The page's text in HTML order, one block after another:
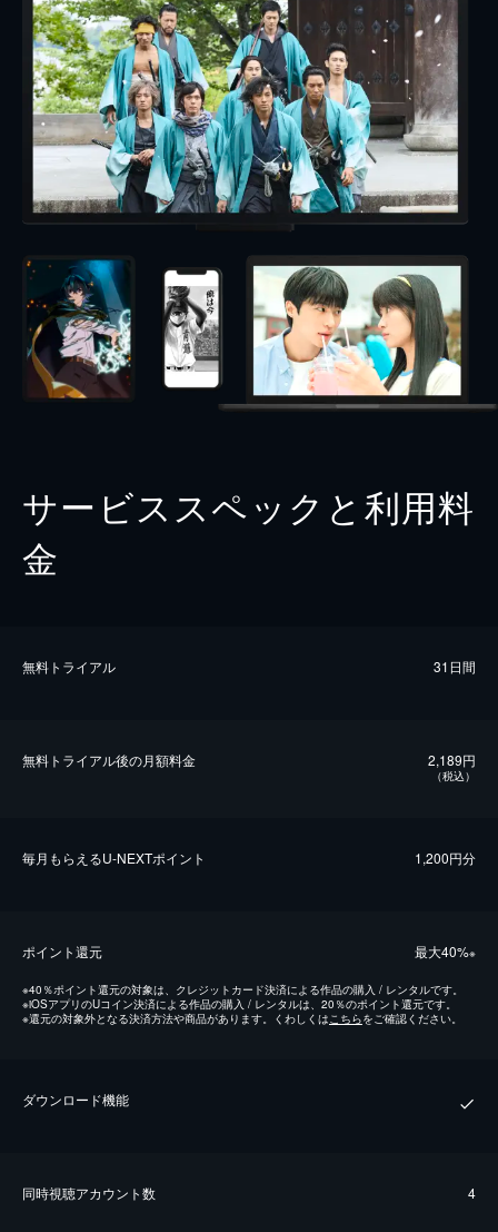
サービススペックと利用料
金
無料トライアル 31日間
無料トライアル後の⽉額料金 2,189円
（税込）
毎⽉もらえるU-NEXTポイント 1,200円分
ポイント還元 最⼤40%※
※40％ポイント還元の対象は、クレジットカード決済による作品の購入 / レンタルです。
※iOSアプリのUコイン決済による作品の購入 / レンタルは、20％のポイント還元です。
※還元の対象外となる決済方法や商品があります。くわしくはこちらをご確認ください。
ダウンロード機能
同時視聴アカウント数 4